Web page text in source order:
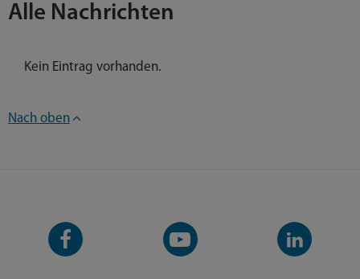
Alle Nachrichten
Kein Eintrag vorhanden.
Nach oben
Facebook-
Seite
YouTube-
Kanal
LinkedIn-
Kanal